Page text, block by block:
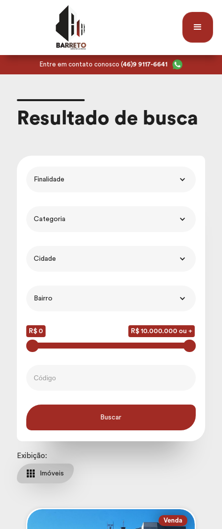
Entre em contato conosco (46)9 9117-6641
Resultado de busca
Finalidade
Categoria
Cidade
Bairro
R$ 0 R$ 10.000.000 ou +
Exibição:
Imóveis
Venda